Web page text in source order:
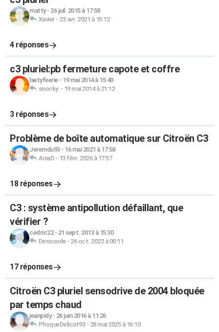
matty- 26 juil. 2015 à 17:58
Xavier- 23 avr. 2021 à 15:12
4 réponses
c3 pluriel:pb fermeture capote et coffre
laetyfeerie- 19 mai 2014 à 15:40
snocky. - 19 mai 2014 à 21:12
3 réponses
Problème de boîte automatique sur Citroën C3
Jeremdu93- 16 mai 2021 à 17:58
AniaD - 13 févr. 2026 à 17:57
18 réponses
C3 : système antipollution défaillant, que
vérifier ?
cedric22- 21 sept. 2013 à 15:30
Dessoude- 26 oct. 2022 à 00:11
17 réponses
Citroën C3 pluriel sensodrive de 2004 bloquée
par temps chaud
jeanpidy- 26 juin 2016 à 11:26
PhoqueDelicat93- 28 mai 2025 à 16:10